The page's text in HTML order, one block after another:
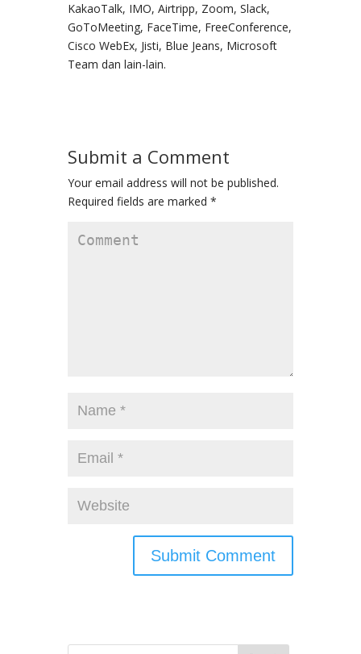
KakaoTalk, IMO, Airtripp, Zoom, Slack,
GoToMeeting, FaceTime, FreeConference,
Cisco WebEx, Jisti, Blue Jeans, Microsoft
Team dan lain-lain.
Submit a Comment
Your email address will not be published.
Required fields are marked *